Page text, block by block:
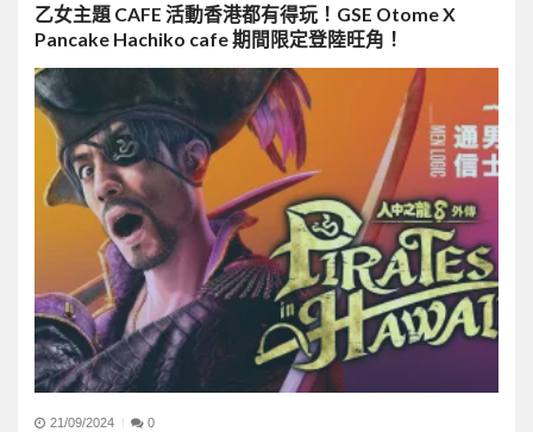
乙女主題 CAFE 活動香港都有得玩！GSE Otome X
Pancake Hachiko cafe 期間限定登陸旺角！
21/09/2024 0